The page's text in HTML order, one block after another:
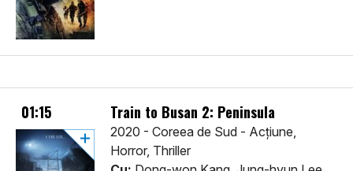
01:15 Train to Busan 2: Peninsula
2020 - Coreea de Sud - Acţiune,
Horror, Thriller